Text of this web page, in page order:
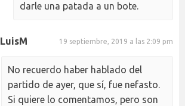
darle una patada a un bote.
LuisM 19 septiembre, 2019 a las 2:09 pm
No recuerdo haber hablado del
partido de ayer, que sí, fue nefasto.
Si quiere lo comentamos, pero son